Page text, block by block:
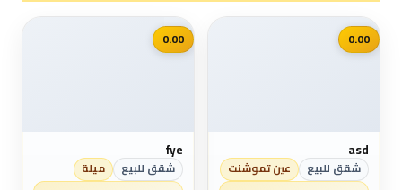
📷
0.00
asd
شقق للبيع عين تموشنت
📷
0.00
fye
شقق للبيع ميلة